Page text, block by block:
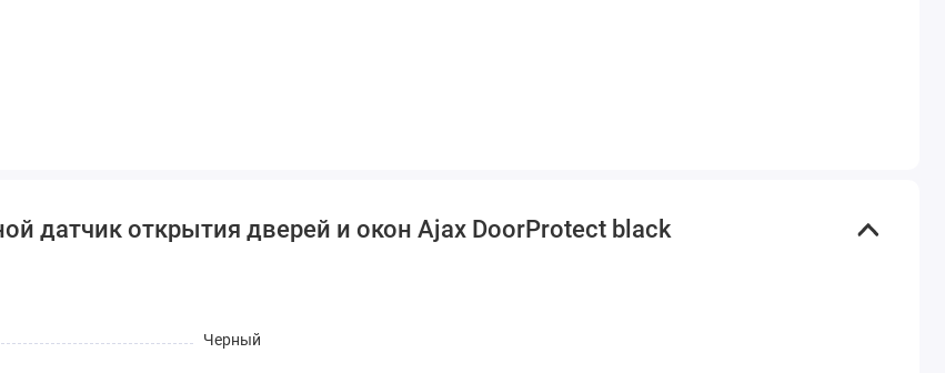
датчик открытия дверей и окон Ajax DoorProtect black
Черный